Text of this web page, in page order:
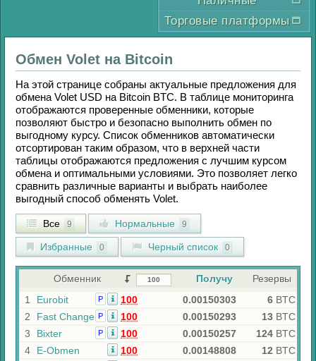
Торговые платформы
Обмен Volet на Bitcoin
На этой странице собраны актуальные предложения для
обмена Volet USD на Bitcoin BTC. В таблице мониторинга
отображаются проверенные обменники, которые
позволяют быстро и безопасно выполнить обмен по
выгодному курсу. Список обменников автоматически
отсортирован таким образом, что в верхней части
таблицы отображаются предложения с лучшим курсом
обмена и оптимальными условиями. Это позволяет легко
сравнить различные варианты и выбрать наиболее
выгодный способ обменять Volet.
Все 9 Нормальные 9
Избранные 0 Черный список 0
Обменник Получу
Резервы
1
Eurobit Р 100 0.00150303 6 BTC
2
Fast Change Р 100 0.00150293 13 BTC
3
Bixter Р 100 0.00150257 124 BTC
4
E-Obmen 100 0.00148808 12 BTC